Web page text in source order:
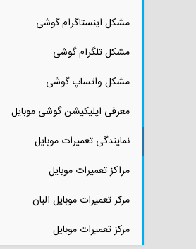
مشکل اینستاگرام گوشی
مشکل تلگرام گوشی
مشکل واتساپ گوشی
معرفی اپلیکیشن گوشی موبایل
نمایندگی تعمیرات موبایل
مراکز تعمیرات موبایل
مرکز تعمیرات موبایل البان
مرکز تعمیرات موبایل